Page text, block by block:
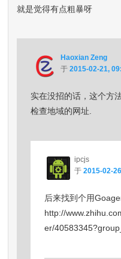
就是觉得有点粗暴呀
Haoxian Zeng
于2015-02-21,
实在没招的话，这个方
检查地域的网址.
ipcjs
于 2015-02-
后来找到个用
http://
er/